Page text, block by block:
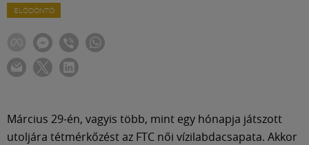
ELŐDÖNTŐ
Március 29-én, vagyis több, mint egy hónapja játszott
utoljára tétmérkőzést az FTC női vízilabdacsapata. Akkor
Klub
Szolgáltatások
Shop